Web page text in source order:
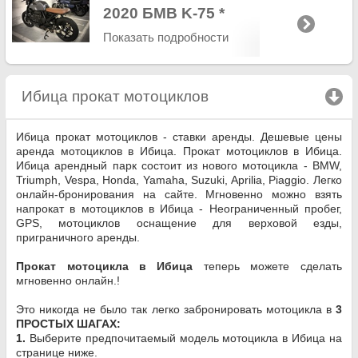
2020 БМВ K-75 *
Показать подробности
Ибица прокат мотоциклов click to collapse
Ибица прокат мотоциклов - ставки аренды. Дешевые цены
аренда мотоциклов в Ибица. Прокат мотоциклов в Ибица.
Ибица арендный парк состоит из нового мотоцикла - BMW,
Triumph, Vespa, Honda, Yamaha, Suzuki, Aprilia, Piaggio. Легко
онлайн-бронирования на сайте. Мгновенно можно взять
напрокат в мотоциклов в Ибица - Неограниченный пробег,
GPS, мотоциклов оснащение для верховой езды,
приграничного аренды.
Прокат мотоцикла в Ибица теперь можете сделать
мгновенно онлайн.!
Это никогда не было так легко забронировать мотоцикла в 3
ПРОСТЫХ ШАГАХ:
1. Выберите предпочитаемый модель мотоцикла в Ибица на
странице ниже.